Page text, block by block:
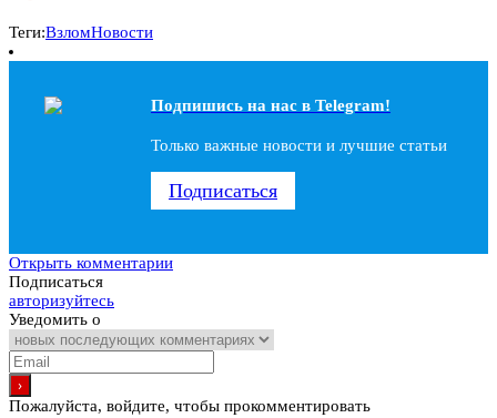
Теги:ВзломНовости
Подпишись на наc в Telegram!
Только важные новости и лучшие статьи
Подписаться
Открыть комментарии
Подписаться
авторизуйтесь
Уведомить о
Пожалуйста, войдите, чтобы прокомментировать